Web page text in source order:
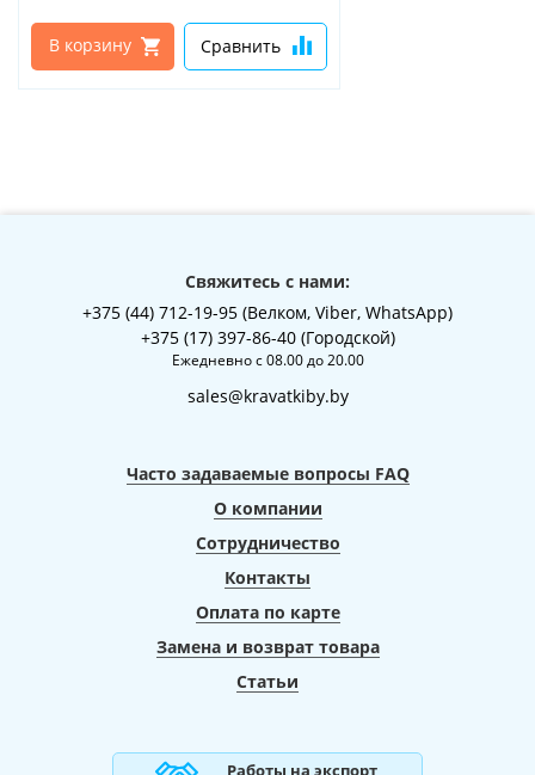
В корзину Сравнить
Свяжитесь с нами:
+375 (44) 712-19-95 (Велком, Viber, WhatsApp)
+375 (17) 397-86-40 (Городской)
Ежедневно с 08.00 до 20.00
sales@kravatkiby.by
Часто задаваемые вопросы FAQ
О компании
Сотрудничество
Контакты
Оплата по карте
Замена и возврат товара
Статьи
Работы на экспорт